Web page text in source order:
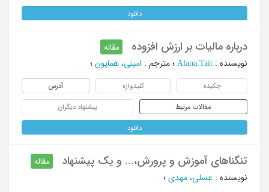
دانلود
درباره مالیات بر ارزش افزوده
مقاله
نویسنده :
Alana.Tait ؛ مترجم : امینی، همایون ؛
چکیده کلیدواژه آدرس
مقالات مرتبط پیشنهاد دیگران
دانلود
تنگناهای آموزش و پرورش،... و یک پیشنهاد
مقاله
نویسنده : عسلی، مهدی ؛